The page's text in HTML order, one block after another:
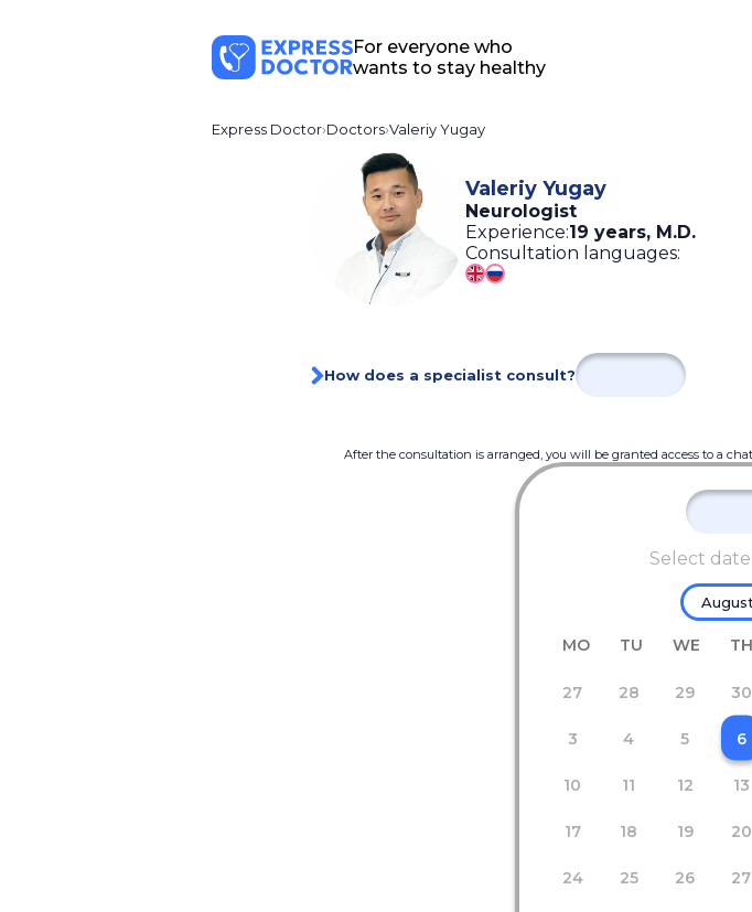
For everyone who
wants to stay healthy
Express Doctor Doctors Valeriy Yugay
Valeriy Yugay
Neurologist
Experience:19 years, M.D.
Consultation languages:
How does a specialist consult?
After the consultation is arranged, you will be granted access to a
Select
August
MO TU WE TH
27 28 29 30
3 4 5 6
10 11 12 13
17 18 19 20
24 25 26 27